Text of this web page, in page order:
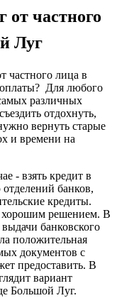
от частного
Луг
частного лица в
Для любого
различных
отдохнуть,
вернуть старые
и времени на
- взять кредит в
банков,
кредиты.
хорошим решением. В
банковского
положительная
документов с
предоставить. В
вариант
Большой Луг.